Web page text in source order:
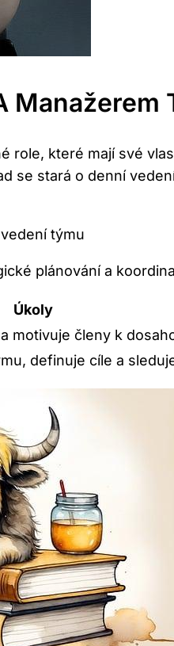
Manažerem
role, které mají své
​se stará o⁤ denní
týmu
plánování ⁢a
Úkoly
motivuje členy k
definuje cíle a